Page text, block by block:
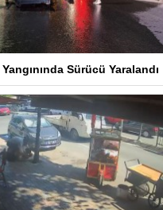
Sürücü Yaralandı